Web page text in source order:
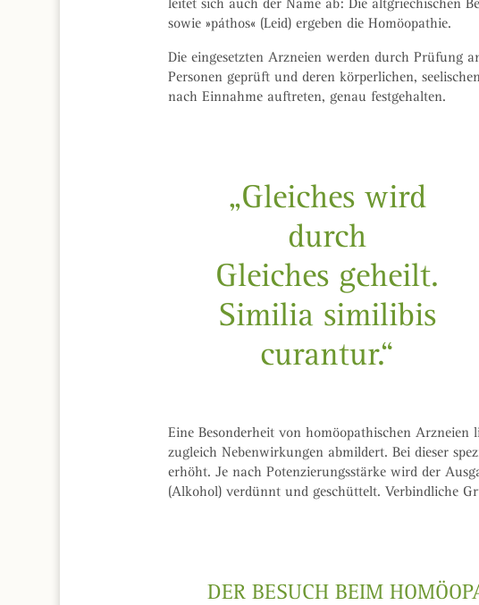
leitet sich auch der Name ab: Die altgriechischen
sowie »páthos« (Leid) ergeben die Homöopathie.
Die eingesetzten Arzneien werden durch Prüfung
Personen geprüft und deren körperlichen,
nach Einnahme auftreten, genau festgehalten.
„Gleiches wird
durch
Gleiches geheilt.
Similia similibis
curantur.“
Eine Besonderheit von homöopathischen
zugleich Nebenwirkungen abmildert. Bei dieser
erhöht. Je nach Potenzierungsstärke wird der
(Alkohol) verdünnt und geschüttelt. Verbindliche
DER BESUCH BEIM